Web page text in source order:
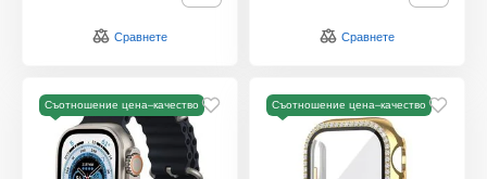
Сравнете Сравнете
Съотношение цена–качество Съотношение цена–качество